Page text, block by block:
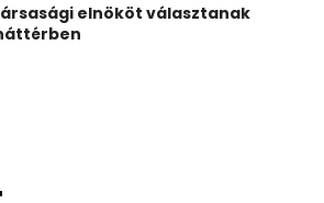
elnököt választanak